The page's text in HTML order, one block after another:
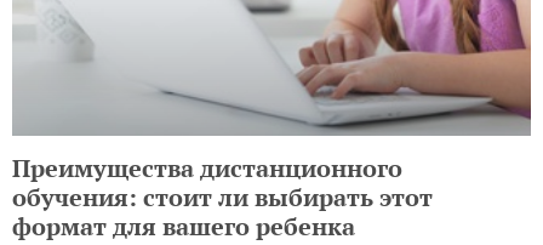
Преимущества дистанционного
обучения: стоит ли выбирать этот
формат для вашего ребенка